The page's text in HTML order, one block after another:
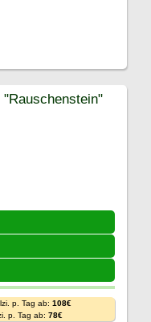
p. Tag ab: 108€
p. Tag ab: 78€